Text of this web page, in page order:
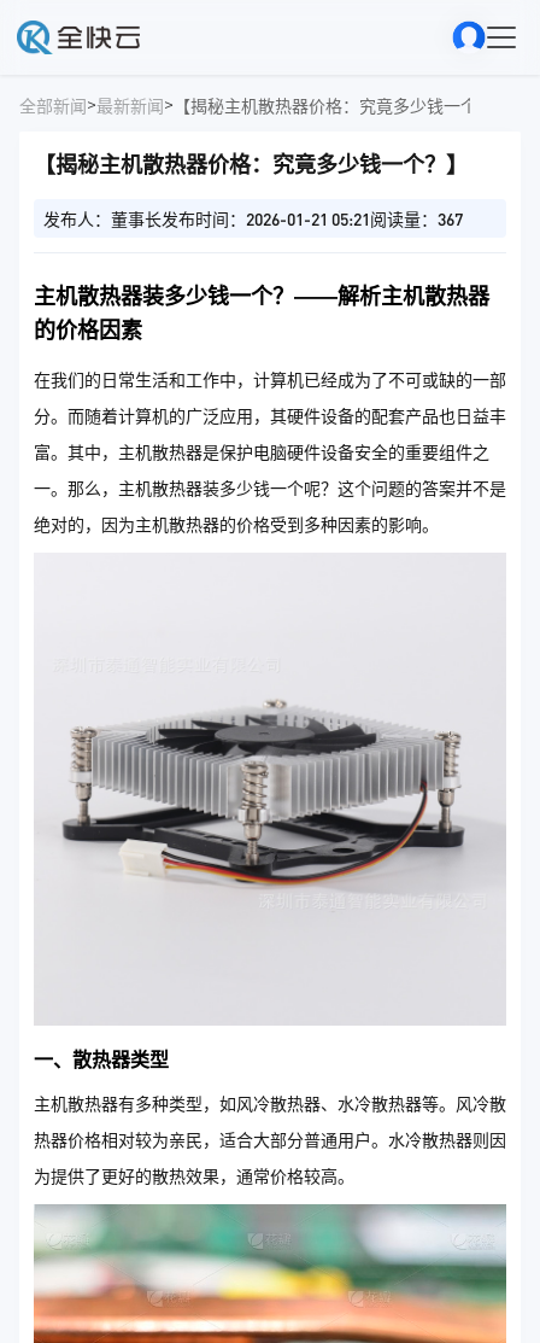
全部新闻>最新新闻> 【揭秘主机散热器价格：究竟多少钱一个？】
【揭秘主机散热器价格：究竟多少钱一个？】
发布人：董事长发布时间：2026-01-21 05:21阅读量：367
主机散热器装多少钱一个？——解析主机散热器
的价格因素
在我们的日常生活和工作中，计算机已经成为了不可或缺的一部
分。而随着计算机的广泛应用，其硬件设备的配套产品也日益丰
富。其中，主机散热器是保护电脑硬件设备安全的重要组件之
一。那么，主机散热器装多少钱一个呢？这个问题的答案并不是
绝对的，因为主机散热器的价格受到多种因素的影响。
一、散热器类型
主机散热器有多种类型，如风冷散热器、水冷散热器等。风冷散
热器价格相对较为亲民，适合大部分普通用户。水冷散热器则因
为提供了更好的散热效果，通常价格较高。